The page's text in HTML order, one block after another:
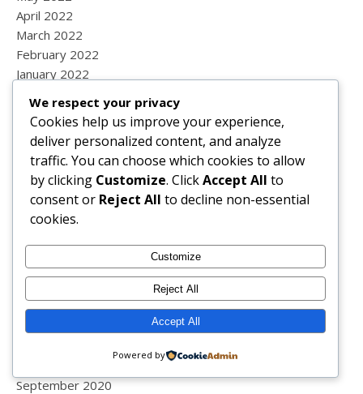
April 2022
March 2022
February 2022
January 2022
November 2021
October 2021
September 2021
August 2021
July 2021
June 2021
April 2021
March 2021
January 2021
December 2020
September 2020
We respect your privacy
Cookies help us improve your experience,
deliver personalized content, and analyze
traffic. You can choose which cookies to allow
by clicking Customize. ClickAccept All to
consent or Reject All to decline non-essential
cookies.
Customize
Reject All
Accept All
Powered by